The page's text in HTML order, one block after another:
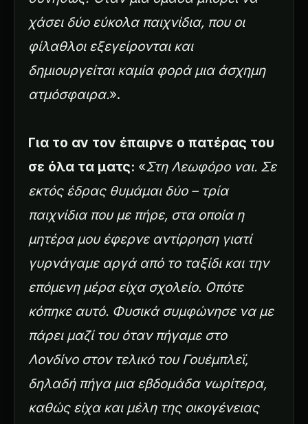
χάσει δύο εύκολα παιχνίδια, που οι
φίλαθλοι εξεγείρονται και
δημιουργείται καμία φορά μια άσχημη
ατμόσφαιρα.».
Για το αν τον έπαιρνε ο πατέρας του
σε όλα τα ματς: «Στη Λεωφόρο ναι. Σε
εκτός έδρας θυμάμαι δύο – τρία
παιχνίδια που με πήρε, στα οποία η
μητέρα μου έφερνε αντίρρηση γιατί
γυρνάγαμε αργά από το ταξίδι και την
επόμενη μέρα είχα σχολείο. Οπότε
κόπηκε αυτό. Φυσικά συμφώνησε να με
πάρει μαζί του όταν πήγαμε στο
Λονδίνο στον τελικό του Γουέμπλεϊ,
δηλαδή πήγα μια εβδομάδα νωρίτερα,
καθώς είχα και μέλη της οικογένειας